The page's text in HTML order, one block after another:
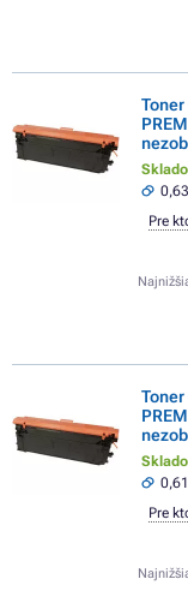
Pre
Pre